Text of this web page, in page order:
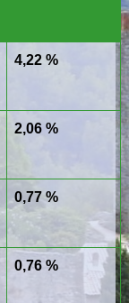
4,22 %
2,06 %
0,77 %
0,76 %